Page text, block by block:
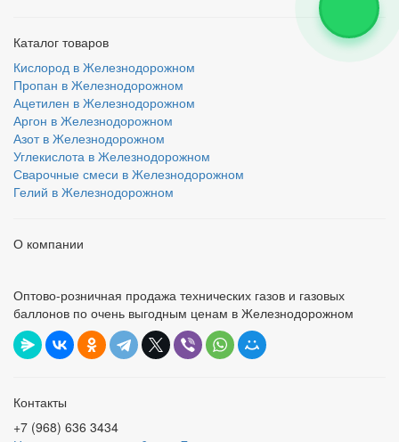
Каталог товаров
Кислород в Железнодорожном
Пропан в Железнодорожном
Ацетилен в Железнодорожном
Аргон в Железнодорожном
Азот в Железнодорожном
Углекислота в Железнодорожном
Сварочные смеси в Железнодорожном
Гелий в Железнодорожном
О компании
Оптово-розничная продажа технических газов и газовых
баллонов по очень выгодным ценам в Железнодорожном
Контакты
+7 (968) 636 3434